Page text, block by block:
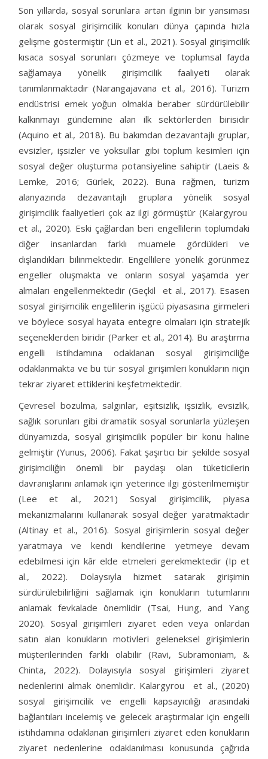
Son yıllarda, sosyal sorunlara artan ilginin bir yansıması
olarak sosyal girişimcilik konuları dünya çapında hızla
gelişme göstermiştir (Lin et al., 2021). Sosyal girişimcilik
kısaca sosyal sorunları çözmeye ve toplumsal fayda
sağlamaya yönelik girişimcilik faaliyeti olarak
tanımlanmaktadır (Narangajavana et al., 2016). Turizm
endüstrisi emek yoğun olmakla beraber sürdürülebilir
kalkınmayı gündemine alan ilk sektörlerden birisidir
(Aquino et al., 2018). Bu bakımdan dezavantajlı gruplar,
evsizler, işsizler ve yoksullar gibi toplum kesimleri için
sosyal değer oluşturma potansiyeline sahiptir (Laeis &
Lemke, 2016; Gürlek, 2022). Buna rağmen, turizm
alanyazında dezavantajlı gruplara yönelik sosyal
girişimcilik faaliyetleri çok az ilgi görmüştür (Kalargyrou
et al., 2020). Eski çağlardan beri engellilerin toplumdaki
diğer insanlardan farklı muamele gördükleri ve
dışlandıkları bilinmektedir. Engellilere yönelik görünmez
engeller oluşmakta ve onların sosyal yaşamda yer
almaları engellenmektedir (Geçkil et al., 2017). Esasen
sosyal girişimcilik engellilerin işgücü piyasasına girmeleri
ve böylece sosyal hayata entegre olmaları için stratejik
seçeneklerden biridir (Parker et al., 2014). Bu araştırma
engelli istihdamına odaklanan sosyal girişimciliğe
odaklanmakta ve bu tür sosyal girişimleri konukların niçin
tekrar ziyaret ettiklerini keşfetmektedir.
Çevresel bozulma, salgınlar, eşitsizlik, işsizlik, evsizlik,
sağlık sorunları gibi dramatik sosyal sorunlarla yüzleşen
dünyamızda, sosyal girişimcilik popüler bir konu haline
gelmiştir (Yunus, 2006). Fakat şaşırtıcı bir şekilde sosyal
girişimciliğin önemli bir paydaşı olan tüketicilerin
davranışlarını anlamak için yeterince ilgi gösterilmemiştir
(Lee et al., 2021) Sosyal girişimcilik, piyasa
mekanizmalarını kullanarak sosyal değer yaratmaktadır
(Altinay et al., 2016). Sosyal girişimlerin sosyal değer
yaratmaya ve kendi kendilerine yetmeye devam
edebilmesi için kâr elde etmeleri gerekmektedir (Ip et
al., 2022). Dolaysıyla hizmet satarak girişimin
sürdürülebilirliğini sağlamak için konukların tutumlarını
anlamak fevkalade önemlidir (Tsai, Hung, and Yang
2020). Sosyal girişimleri ziyaret eden veya onlardan
satın alan konukların motivleri geleneksel girişimlerin
müşterilerinden farklı olabilir (Ravi, Subramoniam, &
Chinta, 2022). Dolayısıyla sosyal girişimleri ziyaret
nedenlerini almak önemlidir. Kalargyrou et al., (2020)
sosyal girişimcilik ve engelli kapsayıcılığı arasındaki
bağlantıları incelemiş ve gelecek araştırmalar için engelli
istihdamına odaklanan girişimleri ziyaret eden konukların
ziyaret nedenlerine odaklanılması konusunda çağrıda